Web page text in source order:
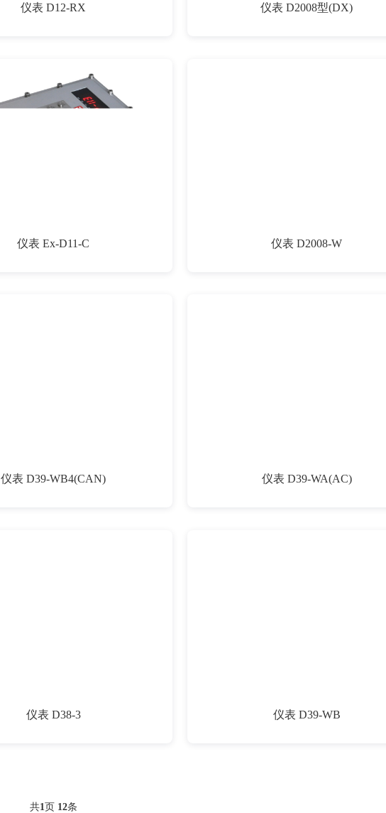
仪表 D12-RX 仪表 D2008型(DX)
仪表 Ex-D11-C 仪表 D2008-W
仪表 D39-WB4(CAN) 仪表 D39-WA(AC)
仪表 D38-3 仪表 D39-WB
共1页 12条